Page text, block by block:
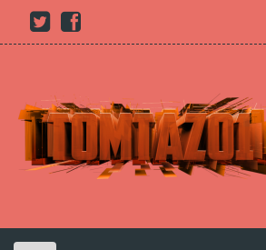
content
Youtube
twitterFacebook